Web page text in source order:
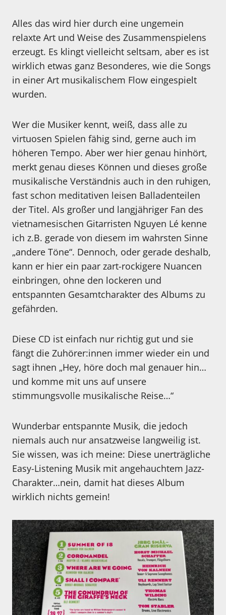
Alles das wird hier durch eine ungemein
relaxte Art und Weise des Zusammenspielens
erzeugt. Es klingt vielleicht seltsam, aber es ist
wirklich etwas ganz Besonderes, wie die Songs
in einer Art musikalischem Flow eingespielt
wurden.
Wer die Musiker kennt, weiß, dass alle zu
virtuosen Spielen fähig sind, gerne auch im
höheren Tempo. Aber wer hier genau hinhört,
merkt genau dieses Können und dieses große
musikalische Verständnis auch in den ruhigen,
fast schon meditativen leisen Balladenteilen
der Titel. Als großer und langjähriger Fan des
vietnamesischen Gitarristen Nguyen Lé kenne
ich z.B. gerade von diesem im wahrsten Sinne
„andere Töne“. Dennoch, oder gerade deshalb,
kann er hier ein paar zart-rockigere Nuancen
einbringen, ohne den lockeren und
entspannten Gesamtcharakter des Albums zu
gefährden.
Diese CD ist einfach nur richtig gut und sie
fängt die Zuhörer:innen immer wieder ein und
sagt ihnen „Hey, höre doch mal genauer hin…
und komme mit uns auf unsere
stimmungsvolle musikalische Reise…“
Wunderbar entspannte Musik, die jedoch
niemals auch nur ansatzweise langweilig ist.
Sie wissen, was ich meine: Diese unerträgliche
Easy-Listening Musik mit angehauchtem Jazz-
Charakter…nein, damit hat dieses Album
wirklich nichts gemein!